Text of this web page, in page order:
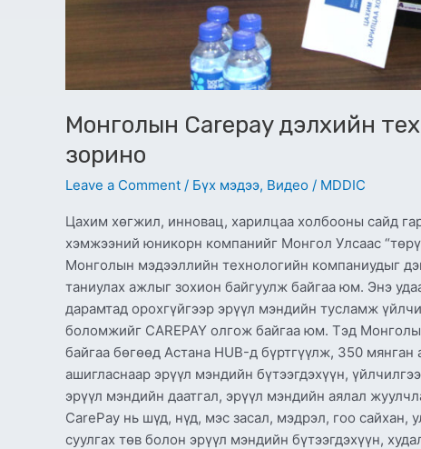
Монголын Carepay дэлхийн
зорино
Leave a Comment / Бүх мэдээ, Видео / MDDIC
Цахим хөгжил, инновац, харилцаа холбооны сайд
хэмжээний юникорн компанийг Монгол Улсаас
Монголын мэдээллийн технологийн компаниудыг
таниулах ажлыг зохион байгуулж байгаа юм. Энэ
дарамтад орохгүйгээр эрүүл мэндийн тусламж
боломжийг CAREPAY олгож байгаа юм. Тэд
байгаа бөгөөд Астана HUB-д бүртгүүлж, 350
ашигласнаар эрүүл мэндийн бүтээгдэхүүн,
эрүүл мэндийн даатгал, эрүүл мэндийн аялал
CarePay нь шүд, нүд, мэс засал, мэдрэл, гоо
суулгах төв болон эрүүл мэндийн бүтээгдэхүүн,